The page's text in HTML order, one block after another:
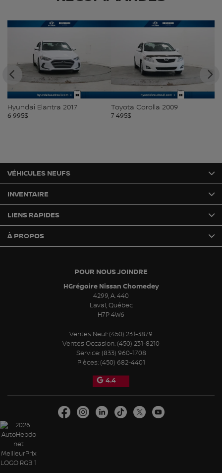
Toyota Corolla 2009
Kia Rio 2015
POUR NOUS JOINDRE
HGrégoire Nissan Chomedey
4299, A. 440
Laval,Québec
H7P 4W6
Ventes Neuf: (450) 231-3879
Ventes Occasion: (450) 231-8210
Service: (833) 960-1708
Pièces: (450) 682-4401
4.4
VÉHICULES NEUFS
INVENTAIRE
LIENS RAPIDES
À PROPOS